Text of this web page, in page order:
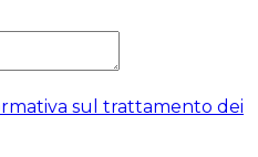
sul trattamento dei